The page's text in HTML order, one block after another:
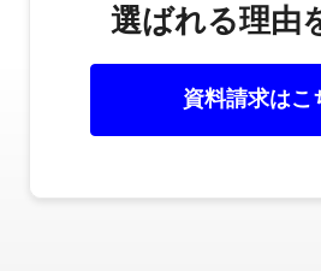
選ばれる理由
資料請求はこ